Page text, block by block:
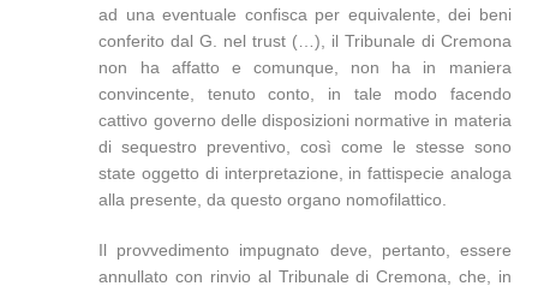
ad una eventuale confisca per equivalente, dei beni
conferito dal G. nel trust (…), il Tribunale di Cremona
non ha affatto e comunque, non ha in maniera
convincente, tenuto conto, in tale modo facendo
cattivo governo delle disposizioni normative in materia
di sequestro preventivo, così come le stesse sono
state oggetto di interpretazione, in fattispecie analoga
alla presente, da questo organo nomofilattico.
Il provvedimento impugnato deve, pertanto, essere
annullato con rinvio al Tribunale di Cremona, che, in